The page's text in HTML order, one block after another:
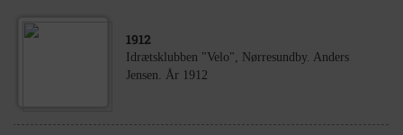
1912
Idrætsklubben "Velo", Nørresundby. Anders
Jensen. År 1912